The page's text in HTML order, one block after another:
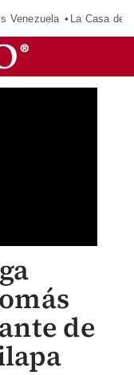
Venezuela La Casa de
de